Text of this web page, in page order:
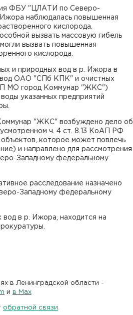
ФБУ "ЦЛАТИ по Северо-
наблюдалась повышенная
кислорода.
вызвать массовую гибель
вызвать повышенная
кислорода.
и природных вод в р. Ижора в
вод ОАО "СПб КПК" и очистных
МО город Коммунар "ЖКС")
указанных предприятий
"ЖКС" возбуждено дело об
ч. 4 ст. 8.13 КоАП РФ
которое может повлечь
и направлено для рассмотрения
Западному федеральному
расследование назначено
Западному федеральному
вод в р. Ижора, находится на
в Ленинградской области -
и в Maх
обратной связи